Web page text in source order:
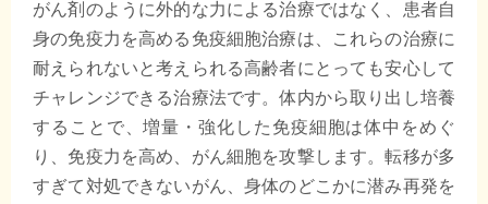
がん剤のように外的な力による治療ではなく、患者自
身の免疫力を高める免疫細胞治療は、これらの治療に
耐えられないと考えられる高齢者にとっても安心して
チャレンジできる治療法です。体内から取り出し培養
することで、増量・強化した免疫細胞は体中をめぐ
り、免疫力を高め、がん細胞を攻撃します。転移が多
すぎて対処できないがん、身体のどこかに潜み再発を